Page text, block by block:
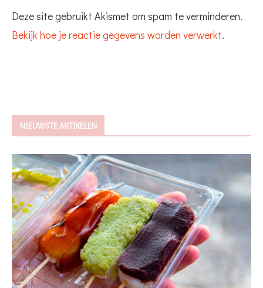
Deze site gebruikt Akismet om spam te verminderen.
Bekijk hoe je reactie gegevens worden verwerkt.
NIEUWSTE ARTIKELEN